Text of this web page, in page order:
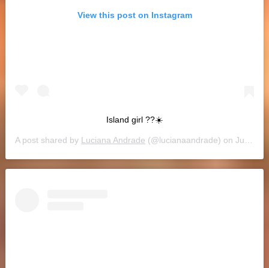
View this post on Instagram
Island girl ??☀️
A post shared by Luciana Andrade (@lucianaandrade) on Jul 1, 2019 at 2:48pm PDT